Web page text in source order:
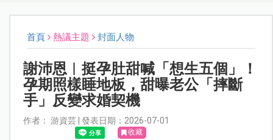
首頁 熱議主題 封面人物
謝沛恩︱挺孕肚甜喊「想生五個」！
孕期照樣睡地板，甜曝老公「摔斷
手」反變求婚契機
作者： 游資芸 | 發表日期：2026-07-01
收藏